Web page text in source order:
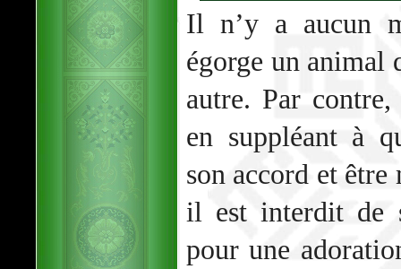
Il n’y a aucun
égorge un animal
autre. Par
en suppléant à
son accord et
il est interdit de
pour une